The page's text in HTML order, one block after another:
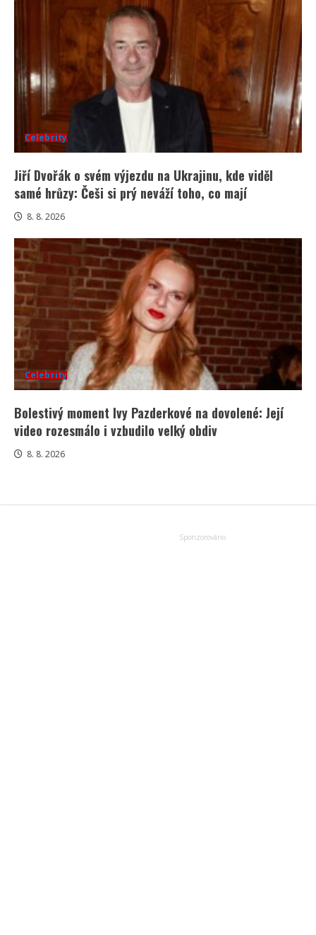
Celebrity
Jiří Dvořák o svém výjezdu na Ukrajinu, kde viděl
samé hrůzy: Češi si prý neváží toho, co mají
8. 8. 2026
Celebrity
Bolestivý moment Ivy Pazderkové na dovolené: Její
video rozesmálo i vzbudilo velký obdiv
8. 8. 2026